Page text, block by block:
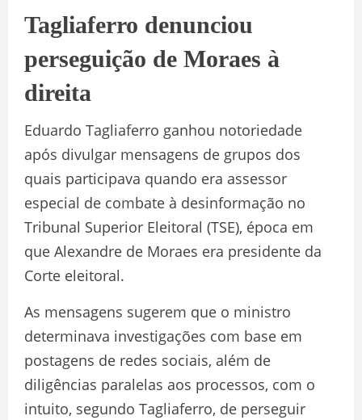
Tagliaferro denunciou
perseguição de Moraes à
direita
Eduardo Tagliaferro ganhou notoriedade
após divulgar mensagens de grupos dos
quais participava quando era assessor
especial de combate à desinformação no
Tribunal Superior Eleitoral (TSE), época em
que Alexandre de Moraes era presidente da
Corte eleitoral.
As mensagens sugerem que o ministro
determinava investigações com base em
postagens de redes sociais, além de
diligências paralelas aos processos, com o
intuito, segundo Tagliaferro, de perseguir